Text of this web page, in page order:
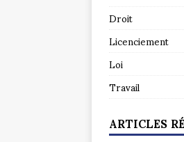
Droit
Licenciement
Loi
Travail
ARTICLES